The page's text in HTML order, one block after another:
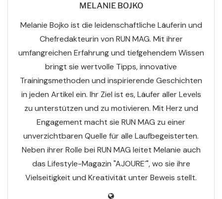
MELANIE BOJKO
Melanie Bojko ist die leidenschaftliche Läuferin und
Chefredakteurin von RUN MAG. Mit ihrer
umfangreichen Erfahrung und tiefgehendem Wissen
bringt sie wertvolle Tipps, innovative
Trainingsmethoden und inspirierende Geschichten
in jeden Artikel ein. Ihr Ziel ist es, Läufer aller Levels
zu unterstützen und zu motivieren. Mit Herz und
Engagement macht sie RUN MAG zu einer
unverzichtbaren Quelle für alle Laufbegeisterten.
Neben ihrer Rolle bei RUN MAG leitet Melanie auch
das Lifestyle-Magazin "AJOURE´", wo sie ihre
Vielseitigkeit und Kreativität unter Beweis stellt.